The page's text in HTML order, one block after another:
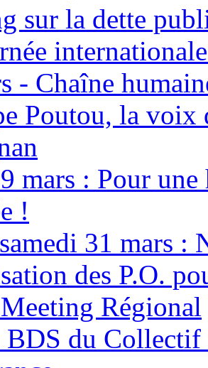
sur la dette
- Chaîne
Poutou, la voix
mars : Pour
!
31 mars :
des P.O.
Régional
du Collectif